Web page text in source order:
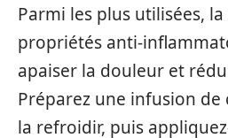
Parmi les plus utilisées, la
propriétés anti-
apaiser la douleur et
Préparez une infusion de
la refroidir, puis